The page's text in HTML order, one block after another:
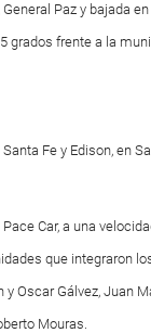
Paz y bajada
grados frente a la
Fe y Edison, en
Car, a una
que integraron
Oscar Gálvez, Juan
Mouras.